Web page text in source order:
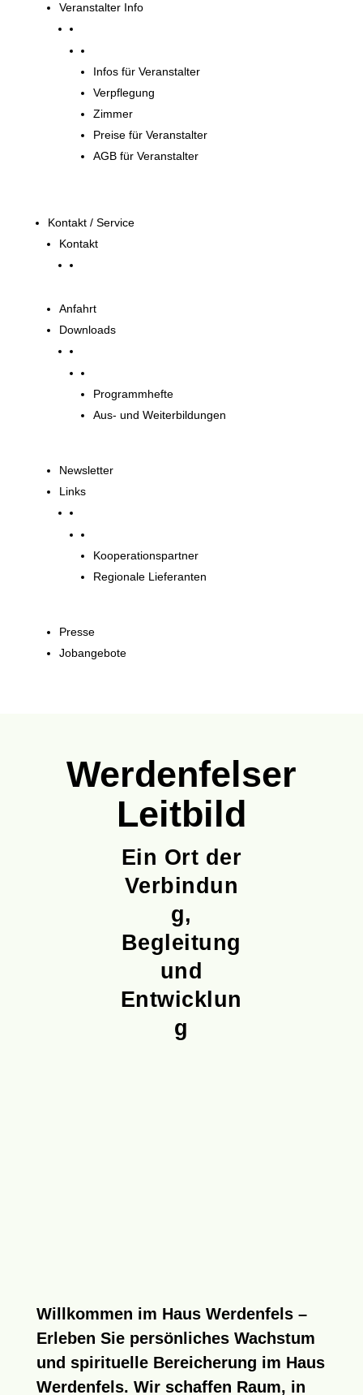
Veranstalter Info
Infos für Veranstalter
Verpflegung
Zimmer
Preise für Veranstalter
AGB für Veranstalter
Kontakt / Service
Kontakt
Anfahrt
Downloads
Programmhefte
Aus- und Weiterbildungen
Newsletter
Links
Kooperationspartner
Regionale Lieferanten
Presse
Jobangebote
Werdenfelser
Leitbild
Ein Ort der
Verbindun
g,
Begleitung
und
Entwicklun
g
Willkommen im Haus Werdenfels–
Erleben Sie persönliches Wachstum
und spirituelle Bereicherung im Haus
Werdenfels. Wir schaffen Raum, in